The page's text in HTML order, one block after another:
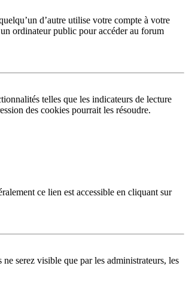
d’autre utilise votre compte à votre
ordinateur public pour accéder au forum
telles que les indicateurs de lecture
des cookies pourrait les résoudre.
ce lien est accessible en cliquant sur
serez visible que par les administrateurs, les